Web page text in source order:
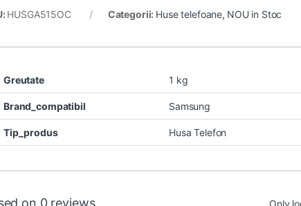
HUSGA515OC Categorii: Huse telefoane, NOU in Stoc
Greutate 1 kg
Brand_compatibil Samsung
Tip_produs Husa Telefon